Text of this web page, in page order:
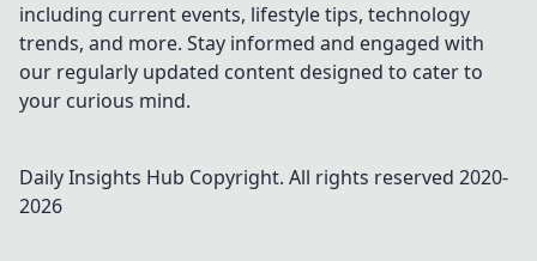
deine Gegner!
including current events, lifestyle tips, technology
trends, and more. Stay informed and engaged with
our regularly updated content designed to cater to
your curious mind.
Daily Insights Hub Copyright. All rights reserved 2020-
2026